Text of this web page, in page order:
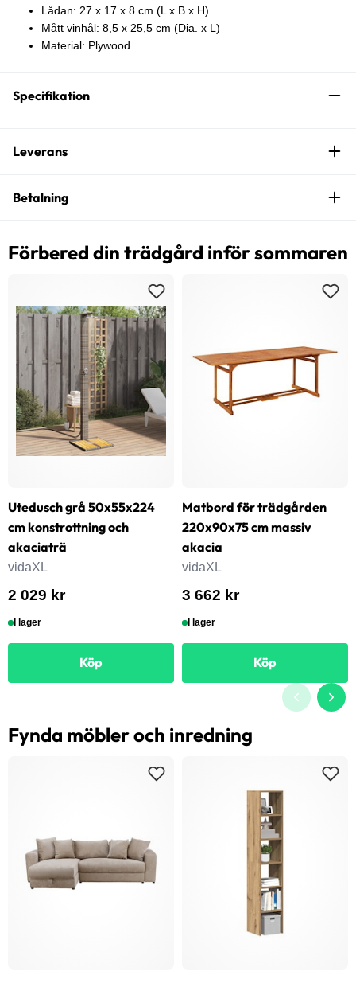
Lådan: 27 x 17 x 8 cm (L x B x H)
Mått vinhål: 8,5 x 25,5 cm (Dia. x L)
Material: Plywood
Specifikation
Leverans
Betalning
Förbered din trädgård inför sommaren
Utedusch grå 50x55x224
cm konstrottning och
akaciaträ
vidaXL
2 029 kr
I lager
Köp
Matbord för trädgården
220x90x75 cm massiv
akacia
vidaXL
3 662 kr
I lager
Köp
Fynda möbler och inredning